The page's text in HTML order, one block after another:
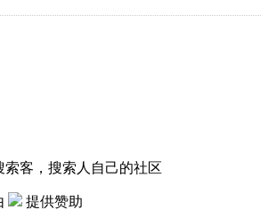
索客，搜索人自己的社区
提供赞助